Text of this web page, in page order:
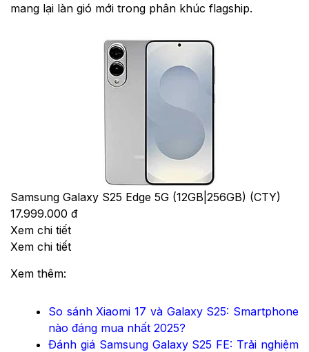
mang lại làn gió mới trong phân khúc flagship.
Samsung Galaxy S25 Edge 5G (12GB|256GB) (CTY)
17.999.000 đ
Xem chi tiết
Xem chi tiết
Xem thêm:
So sánh Xiaomi 17 và Galaxy S25: Smartphone
nào đáng mua nhất 2025?
Đánh giá Samsung Galaxy S25 FE: Trải nghiệm